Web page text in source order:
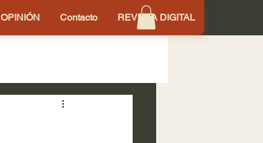
OPINIÓN Contacto REVISTA DIGITAL